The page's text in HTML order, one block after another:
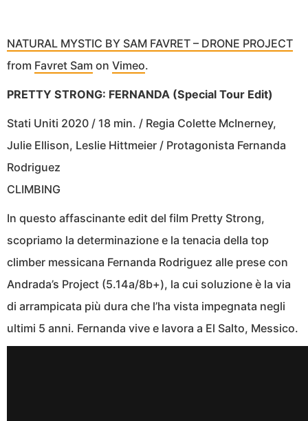
NATURAL MYSTIC BY SAM FAVRET – DRONE PROJECT
from Favret Sam on Vimeo.
PRETTY STRONG: FERNANDA (Special Tour Edit)
Stati Uniti 2020 / 18 min. / Regia Colette McInerney,
Julie Ellison, Leslie Hittmeier / Protagonista Fernanda
Rodriguez
CLIMBING
In questo affascinante edit del film Pretty Strong,
scopriamo la determinazione e la tenacia della top
climber messicana Fernanda Rodriguez alle prese con
Andrada’s Project (5.14a/8b+), la cui soluzione è la via
di arrampicata più dura che l’ha vista impegnata negli
ultimi 5 anni. Fernanda vive e lavora a El Salto, Messico.